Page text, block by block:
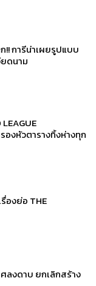
!! การีน่าเผยรูปแบบ
ยดนาม
องหัวตารางทิ้งห่างทุก
องย่อ THE
ลงดาบ ยกเลิกสร้าง